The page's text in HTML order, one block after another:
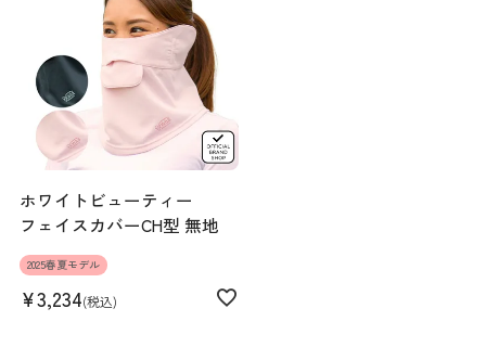
ホワイトビューティー
フェイスカバーCH型 無地
2025春夏モデル
¥3,234 税込